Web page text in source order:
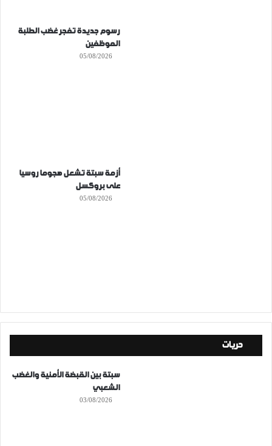
رسوم جديدة تفجر غضب الطلبة
الموظفين
05/08/2026
أزمة سبتة تشعل هجوما روسيا
على بروكسل
05/08/2026
حريات
سبتة بين القبضة الأمنية والغضب
الشعبي
03/08/2026